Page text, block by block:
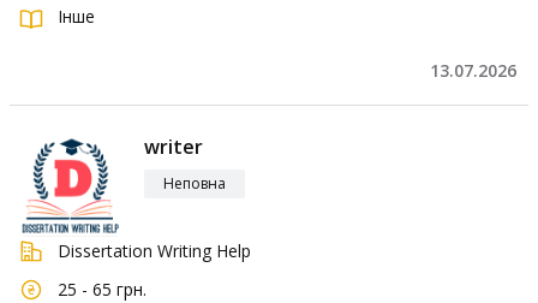
Інше
13.07.2026
writer
Неповна
Dissertation Writing Help
25 - 65 грн.